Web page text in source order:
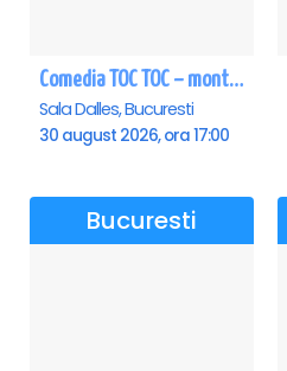
Comedia TOC TOC – montarea originală
Sala Dalles, Bucuresti
30 august 2026, ora 17:00
Bucuresti